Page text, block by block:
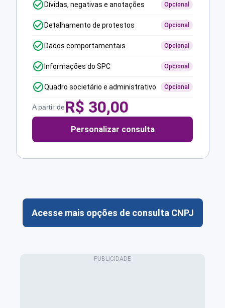
Dívidas, negativas e anotações Opcional
Detalhamento de protestos Opcional
Dados comportamentais Opcional
Informações do SPC Opcional
Quadro societário e administrativo Opcional
A partir deR$ 30,00
Personalizar consulta
Acesse mais opções de consulta CNPJ